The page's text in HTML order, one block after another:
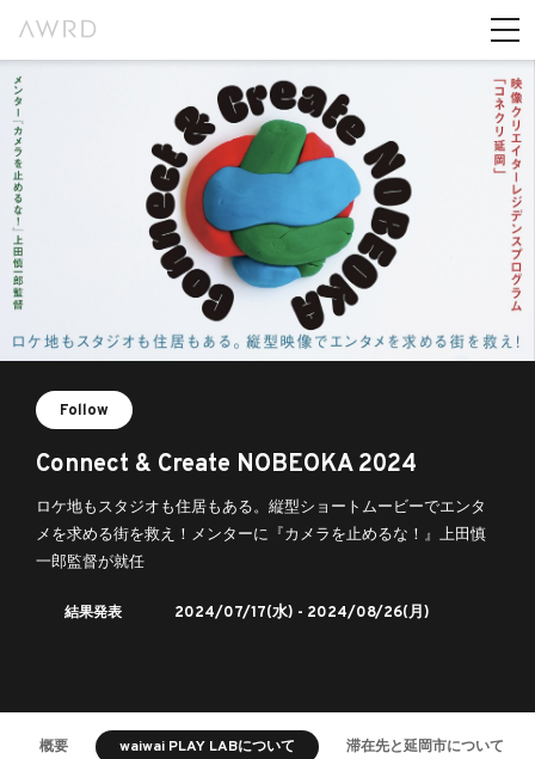
Follow
Connect & Create NOBEOKA 2024
ロケ地もスタジオも住居もある。縦型ショートムービーでエンタ
メを求める街を救え！メンターに『カメラを止めるな！』上田慎
一郎監督が就任
結果発表 2024/07/17(水) - 2024/08/26(月)
概要 waiwai PLAY LABについて 滞在先と延岡市について